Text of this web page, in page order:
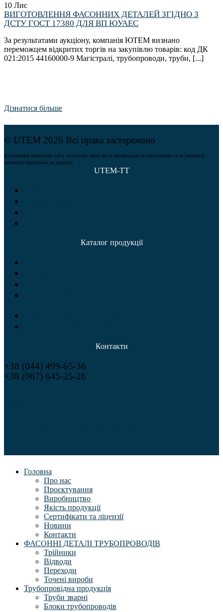
10 Лис
ВИГОТОВЛЕННЯ ФАСОННИХ ДЕТАЛЕЙ ЗГІДНО З
ДСТУ ГОСТ 17380 ДЛЯ ВП ЮУАЕС
За результатами аукціону, компанія ЮТЕМ визнано
переможцем відкритих торгів на закупівлю товарів: код ДК
021:2015 44160000-9 Магістралі, трубопроводи, труби, [...]
Дізнатися більше
© UTEM 2026 Всі права застережено
Копіювання матеріалів сайту дозволено лише після попередньої згоди власника та за наявності
активного посилання на джерело
UTEM-TT
Каталог продукції
Контакти
+38 (044) 499-65-36
+38 (067) 645-25-26
Головна
Про нас
Проєктування
Виробництво
Якість продукції
Сертифікати та ліцензії
Новини
Контакти
ФАСОННІ ДЕТАЛІ ТРУБОПРОВОДІВ
Трійники
Відводи
Переходи
Точені вироби
Трубопровідна продукція
Труби зварні
Блоки трубопроводів